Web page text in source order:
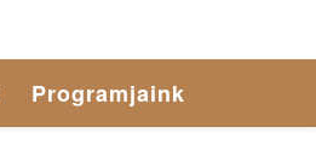
Programjaink